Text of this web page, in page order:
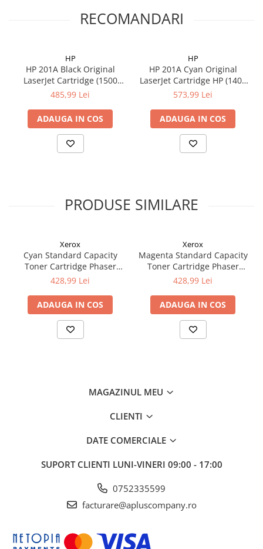
RECOMANDARI
HP
HP 201A Black Original
LaserJet Cartridge (1500
pag)
485,99 Lei
ADAUGA IN COS
HP
HP 201A Cyan Original
LaserJet Cartridge HP (1400
pag)
573,99 Lei
ADAUGA IN COS
PRODUSE SIMILARE
Xerox
Cyan Standard Capacity
Toner Cartridge Phaser
6510/WorkCentre 6515
428,99 Lei
ADAUGA IN COS
Xerox
Magenta Standard Capacity
Toner Cartridge Phaser
6510/WorkCentre 6515
428,99 Lei
ADAUGA IN COS
MAGAZINUL MEU
CLIENTI
DATE COMERCIALE
SUPORT CLIENTI LUNI-VINERI 09:00 - 17:00
0752335599
facturare@apluscompany.ro